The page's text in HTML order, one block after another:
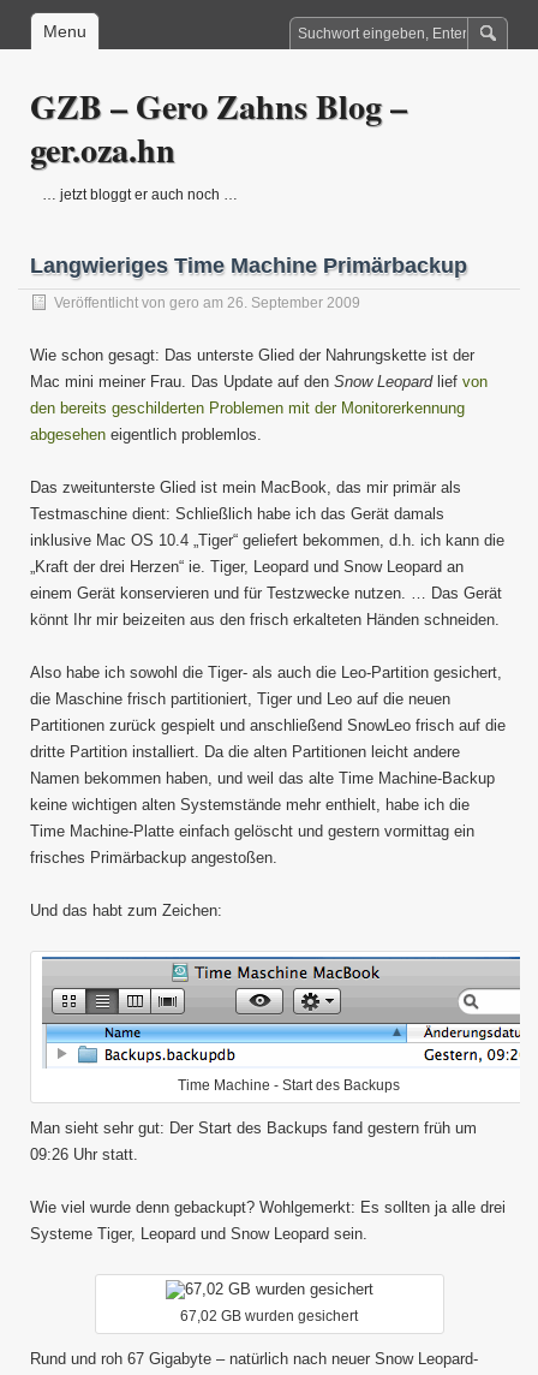
Menu
GZB – Gero Zahns Blog –
ger.oza.hn
… jetzt bloggt er auch noch …
Langwieriges Time Machine Primärbackup
Veröffentlicht von gero am 26. September 2009
Wie schon gesagt: Das unterste Glied der Nahrungskette ist der
Mac mini meiner Frau. Das Update auf den Snow Leopardlief von
den bereits geschilderten Problemen mit der Monitorerkennung
abgesehen eigentlich problemlos.
Das zweitunterste Glied ist mein MacBook, das mir primär als
Testmaschine dient: Schließlich habe ich das Gerät damals
inklusive Mac OS 10.4 „Tiger“ geliefert bekommen, d.h. ich kann die
„Kraft der drei Herzen“ ie. Tiger, Leopard und Snow Leopard an
einem Gerät konservieren und für Testzwecke nutzen. … Das Gerät
könnt Ihr mir beizeiten aus den frisch erkalteten Händen schneiden.
Also habe ich sowohl die Tiger- als auch die Leo-Partition gesichert,
die Maschine frisch partitioniert, Tiger und Leo auf die neuen
Partitionen zurück gespielt und anschließend SnowLeo frisch auf die
dritte Partition installiert. Da die alten Partitionen leicht andere
Namen bekommen haben, und weil das alte Time Machine-Backup
keine wichtigen alten Systemstände mehr enthielt, habe ich die
Time Machine-Platte einfach gelöscht und gestern vormittag ein
frisches Primärbackup angestoßen.
Und das habt zum Zeichen:
Time Machine - Start des Backups
Man sieht sehr gut: Der Start des Backups fand gestern früh um
09:26 Uhr statt.
Wie viel wurde denn gebackupt? Wohlgemerkt: Es sollten ja alle drei
Systeme Tiger, Leopard und Snow Leopard sein.
67,02 GB wurden gesichert
Rund und roh 67 Gigabyte – natürlich nach neuer Snow Leopard-